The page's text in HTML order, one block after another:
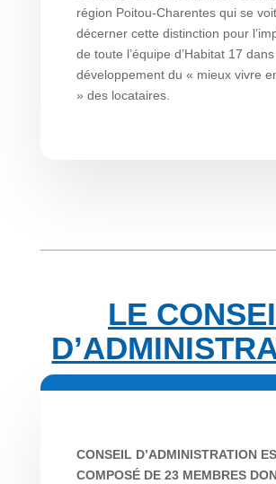
région Poitou-Charentes qui se voit
décerner cette distinction pour
de toute l’équipe d’Habitat 17
développement du « mieux vivre
» des locataires.
LE
CONSEIL D’ADMINISTRATION
COMPOSÉ DE 23 MEMBRES